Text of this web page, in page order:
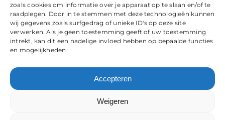
zoals cookies om informatie over je apparaat op te slaan en/of te
raadplegen. Door in te stemmen met deze technologieën kunnen
wij gegevens zoals surfgedrag of unieke ID's op deze site
verwerken. Als je geen toestemming geeft of uw toestemming
intrekt, kan dit een nadelige invloed hebben op bepaalde functies
en mogelijkheden.
Accepteren
Weigeren
© Copyright 2018 -2026 | Blauwe Meertje Weert | Alle
Voorwaarden
Deze website is met veel gemaakt doorDímelo
uit Ell, en wordt
onderhouden & beveiligd